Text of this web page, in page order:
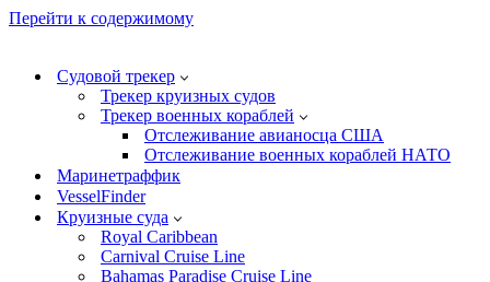
Перейти к содержимому
Судовой трекер
Трекер круизных судов
Трекер военных кораблей
Отслеживание авианосца США
Отслеживание военных кораблей НАТО
Маринетраффик
VesselFinder
Круизные суда
Royal Caribbean
Carnival Cruise Line
Bahamas Paradise Cruise Line